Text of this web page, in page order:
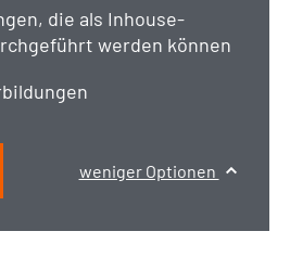
die als Inhouse-
werden können
weniger Optionen